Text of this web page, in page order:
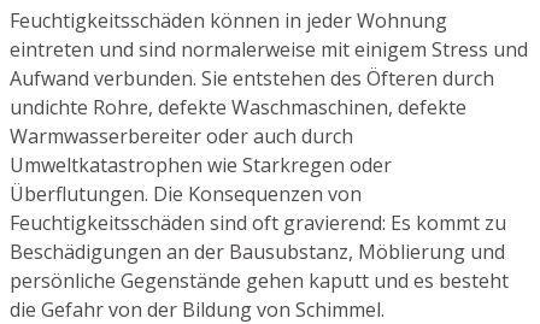
Feuchtigkeitsschäden können in jeder Wohnung
eintreten und sind normalerweise mit einigem Stress und
Aufwand verbunden. Sie entstehen des Öfteren durch
undichte Rohre, defekte Waschmaschinen, defekte
Warmwasserbereiter oder auch durch
Umweltkatastrophen wie Starkregen oder
Überflutungen. Die Konsequenzen von
Feuchtigkeitsschäden sind oft gravierend: Es kommt zu
Beschädigungen an der Bausubstanz, Möblierung und
persönliche Gegenstände gehen kaputt und es besteht
die Gefahr von der Bildung von Schimmel.